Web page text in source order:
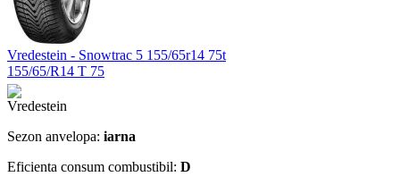
Vredestein - Snowtrac 5 155/65r14 75t
155/65/R14 T 75
Sezon anvelopa: iarna
Eficienta consum combustibil: D